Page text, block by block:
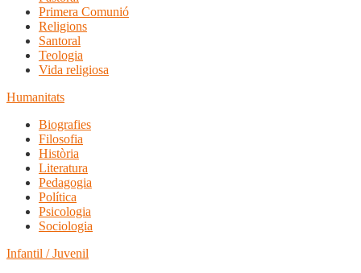
Primera Comunió
Religions
Santoral
Teologia
Vida religiosa
Humanitats
Biografies
Filosofia
Història
Literatura
Pedagogia
Política
Psicologia
Sociologia
Infantil / Juvenil